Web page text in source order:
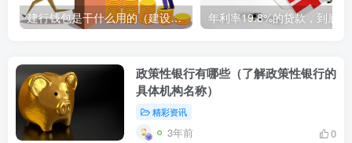
8.同一客户定义：同一微信号、同一手机
其中任一条件均视为同一持卡人，领券过
期未使用或发生退货无法重复领取。立减
金使用仅限主动付款订单生效，其他免密
建行钱包是干什么用的（建设银行钱包的功能和用途简介）
政策性银行有哪些（了解政策性银行的
具体机构名称）
精彩资讯
3年前 0